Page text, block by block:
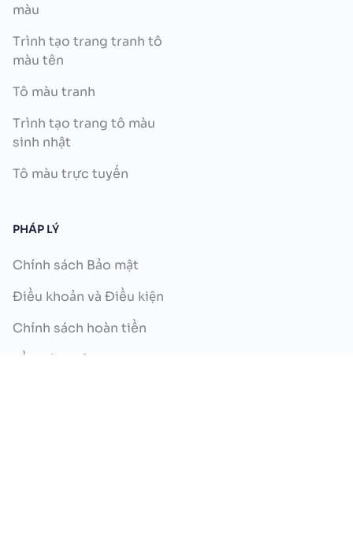
màu
Trình tạo trang tranh tô
màu tên
Tô màu tranh
Trình tạo trang tô màu
sinh nhật
Tô màu trực tuyến
PHÁP LÝ
Chính sách Bảo mật
Điều khoản và Điều kiện
Chính sách hoàn tiền
Về chúng tôi